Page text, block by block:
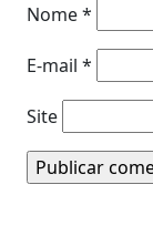
Nome*
E-mail *
Site